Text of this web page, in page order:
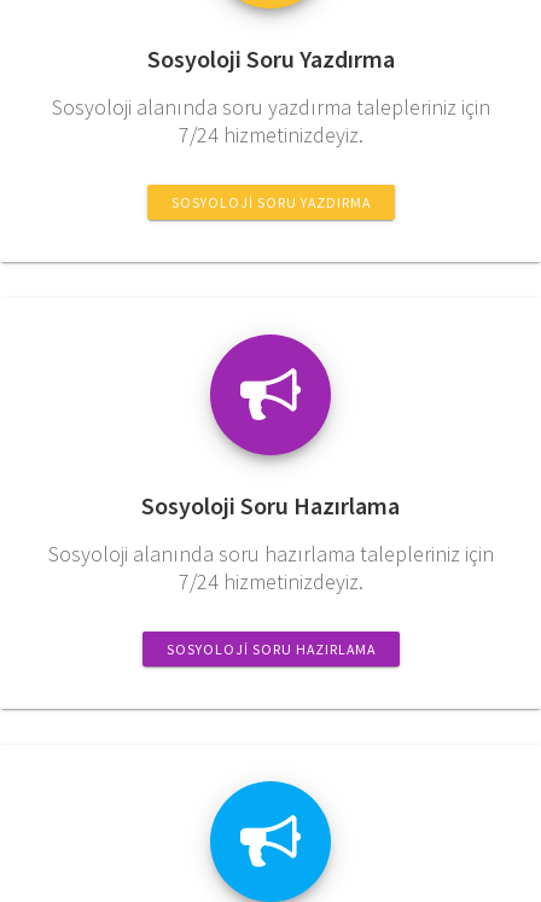
Sosyoloji Soru Yazdırma
Sosyoloji alanında soru yazdırma talepleriniz için
7/24 hizmetinizdeyiz.
SOSYOLOJI SORU YAZDIRMA
Sosyoloji Soru Hazırlama
Sosyoloji alanında soru hazırlama talepleriniz için
7/24 hizmetinizdeyiz.
SOSYOLOJI SORU HAZIRLAMA